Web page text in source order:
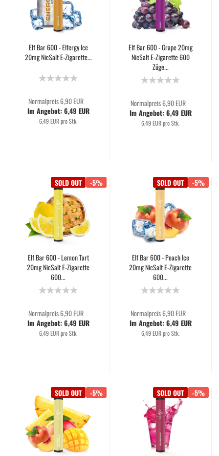
Elf Bar 600 - Elfergy Ice
20mg NicSalt E-Zigarette...
Normalpreis 6,90 EUR
Im Angebot: 6,49 EUR
6,49 EUR pro Stk.
Elf Bar 600 - Grape 20mg
NicSalt E-Zigarette 600
Züge...
Normalpreis 6,90 EUR
Im Angebot: 6,49 EUR
6,49 EUR pro Stk.
SOLD OUT -5%
Elf Bar 600 - Lemon Tart
20mg NicSalt E-Zigarette
600...
Normalpreis 6,90 EUR
Im Angebot: 6,49 EUR
6,49 EUR pro Stk.
SOLD OUT -5%
Elf Bar 600 - Peach Ice
20mg NicSalt E-Zigarette
600...
Normalpreis 6,90 EUR
Im Angebot: 6,49 EUR
6,49 EUR pro Stk.
SOLD OUT -5% SOLD OUT -5%